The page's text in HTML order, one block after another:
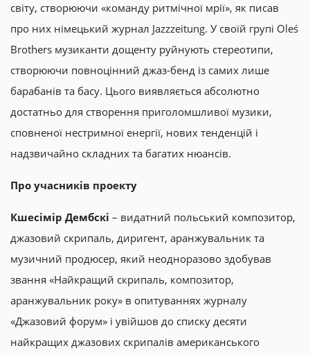
світу, створюючи «команду ритмічної мрії», як писав
про них німецький журнал Jazzzeitung. У своїй групі Oleś
Brothers музиканти дощенту руйнують стереотипи,
створюючи повноцінний джаз-бенд із самих лише
барабанів та басу. Цього виявляється абсолютно
достатньо для створення приголомшливої музики,
сповненої нестримної енергії, нових тенденцій і
надзвичайно складних та багатих нюансів.
Про учасників проекту
Кшесімір Дембскі – видатний польський композитор,
джазовий скрипаль, диригент, аранжувальник та
музичний продюсер, який неодноразово здобував
звання «Найкращий скрипаль, композитор,
аранжувальник року» в опитуваннях журналу
«Джазовий форум» і увійшов до списку десяти
найкращих джазових скрипалів американського